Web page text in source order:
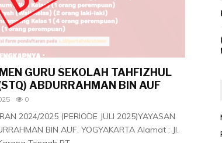
GURU SEKOLAH TAHFIZHUL
ABDURRAHMAN BIN AUF
0
2024/2025 (PERIODE JULI 2025)YAYASAN
BIN AUF, YOGYAKARTA Alamat : Jl.